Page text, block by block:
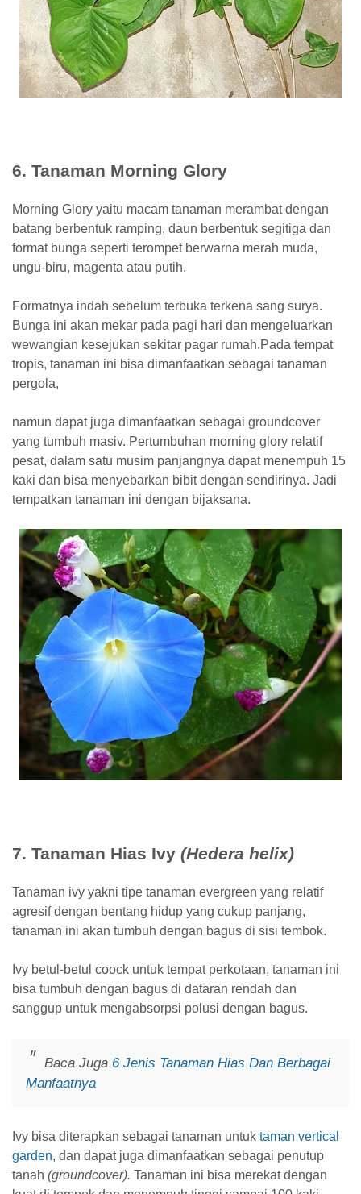
6. Tanaman Morning Glory
Morning Glory yaitu macam tanaman merambat dengan
batang berbentuk ramping, daun berbentuk segitiga dan
format bunga seperti terompet berwarna merah muda,
ungu-biru, magenta atau putih.
Formatnya indah sebelum terbuka terkena sang surya.
Bunga ini akan mekar pada pagi hari dan mengeluarkan
wewangian kesejukan sekitar pagar rumah.Pada tempat
tropis, tanaman ini bisa dimanfaatkan sebagai tanaman
pergola,
namun dapat juga dimanfaatkan sebagai groundcover
yang tumbuh masiv. Pertumbuhan morning glory relatif
pesat, dalam satu musim panjangnya dapat menempuh 15
kaki dan bisa menyebarkan bibit dengan sendirinya. Jadi
tempatkan tanaman ini dengan bijaksana.
7. Tanaman Hias Ivy (Hedera helix)
Tanaman ivy yakni tipe tanaman evergreen yang relatif
agresif dengan bentang hidup yang cukup panjang,
tanaman ini akan tumbuh dengan bagus di sisi tembok.
Ivy betul-betul coock untuk tempat perkotaan, tanaman ini
bisa tumbuh dengan bagus di dataran rendah dan
sanggup untuk mengabsorpsi polusi dengan bagus.
Baca Juga 6 Jenis Tanaman Hias Dan Berbagai
Manfaatnya
Ivy bisa diterapkan sebagai tanaman untuk taman vertical
garden, dan dapat juga dimanfaatkan sebagai penutup
tanah (groundcover). Tanaman ini bisa merekat dengan